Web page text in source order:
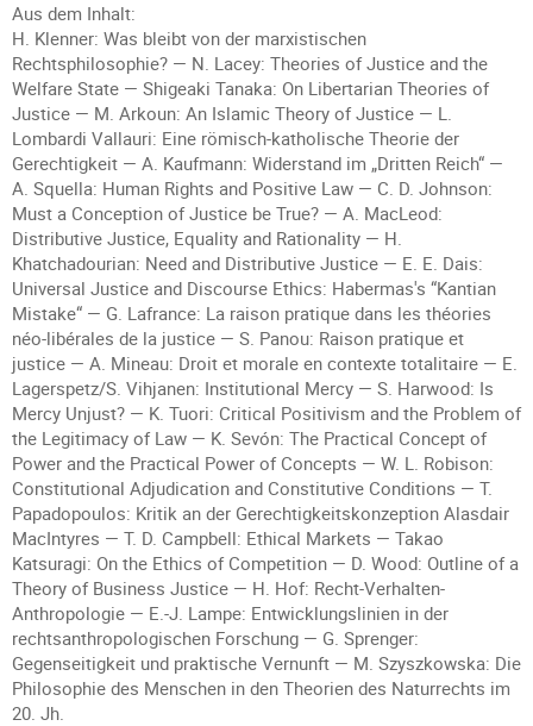
Aus dem Inhalt:
H. Klenner: Was bleibt von der marxistischen
Rechtsphilosophie? — N. Lacey: Theories of Justice and the
Welfare State — Shigeaki Tanaka: On Libertarian Theories of
Justice — M. Arkoun: An Islamic Theory of Justice — L.
Lombardi Vallauri: Eine römisch-katholische Theorie der
Gerechtigkeit — A. Kaufmann: Widerstand im „Dritten Reich“ —
A. Squella: Human Rights and Positive Law — C. D. Johnson:
Must a Conception of Justice be True? — A. MacLeod:
Distributive Justice, Equality and Rationality — H.
Khatchadourian: Need and Distributive Justice — E. E. Dais:
Universal Justice and Discourse Ethics: Habermas's “Kantian
Mistake“ — G. Lafrance: La raison pratique dans les théories
néo-libérales de la justice — S. Panou: Raison pratique et
justice — A. Mineau: Droit et morale en contexte totalitaire — E.
Lagerspetz/S. Vihjanen: Institutional Mercy — S. Harwood: Is
Mercy Unjust? — K. Tuori: Critical Positivism and the Problem of
the Legitimacy of Law — K. Sevón: The Practical Concept of
Power and the Practical Power of Concepts — W. L. Robison:
Constitutional Adjudication and Constitutive Conditions — T.
Papadopoulos: Kritik an der Gerechtigkeitskonzeption Alasdair
MacIntyres — T. D. Campbell: Ethical Markets — Takao
Katsuragi: On the Ethics of Competition — D. Wood: Outline of a
Theory of Business Justice — H. Hof: Recht-Verhalten-
Anthropologie — E.-J. Lampe: Entwicklungslinien in der
rechtsanthropologischen Forschung — G. Sprenger:
Gegenseitigkeit und praktische Vernunft — M. Szyszkowska: Die
Philosophie des Menschen in den Theorien des Naturrechts im
20. Jh.